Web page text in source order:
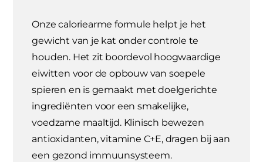
Onze caloriearme formule helpt je het
gewicht van je kat onder controle te
houden. Het zit boordevol hoogwaardige
eiwitten voor de opbouw van soepele
spieren en is gemaakt met doelgerichte
ingrediënten voor een smakelijke,
voedzame maaltijd. Klinisch bewezen
antioxidanten, vitamine C+E, dragen bij aan
een gezond immuunsysteem.